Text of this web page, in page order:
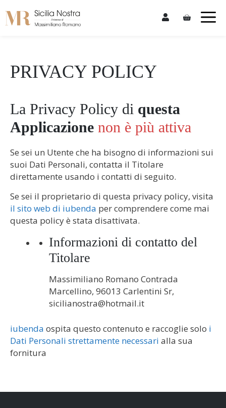
PRIVACY POLICY
La Privacy Policy di questa
Applicazione non è più attiva
Se sei un Utente che ha bisogno di informazioni sui
suoi Dati Personali, contatta il Titolare
direttamente usando i contatti di seguito.
Se sei il proprietario di questa privacy policy, visita
il sito web di iubenda per comprendere come mai
questa policy è stata disattivata.
Informazioni di contatto del
Titolare
Massimiliano Romano Contrada
Marcellino, 96013 Carlentini Sr,
sicilianostra@hotmail.it
iubenda ospita questo contenuto e raccoglie solo i
Dati Personali strettamente necessari alla sua
fornitura